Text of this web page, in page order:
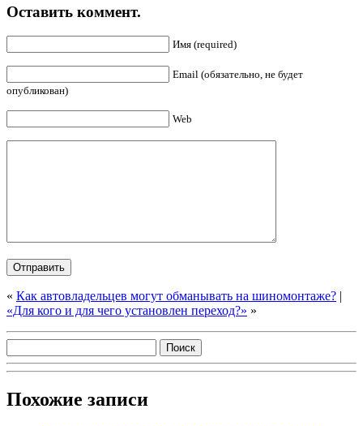
Оставить коммент.
Имя (required)
Email (обязательно, не будет
опубликован)
Web
« Как автовладельцев могут обманывать на шиномонтаже? |
«Для кого и для чего установлен переход?» »
Похожие записи